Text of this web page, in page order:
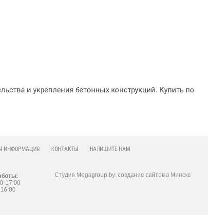
и укрепления бетонных конструкций. Купить по
ИНФОРМАЦИЯ КОНТАКТЫ НАПИШИТЕ НАМ
17:00
Студия Megagroup.by: создание сайтов в Минске